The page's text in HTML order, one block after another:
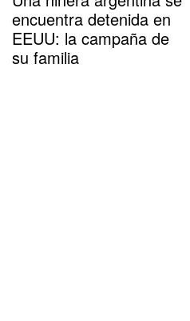
encuentra detenida en
EEUU: la campaña de
su familia